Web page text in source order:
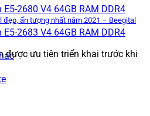
E5-2680 V4 64GB RAM DDR4
E5-2683 V4 64GB RAM DDR4
đẹp, ấn tượng nhất năm 2021 – Beegital
được ưu tiên triển khai trước khi